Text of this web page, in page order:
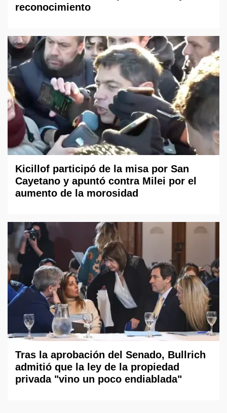
reconocimiento
Kicillof participó de la misa por San
Cayetano y apuntó contra Milei por el
aumento de la morosidad
Tras la aprobación del Senado, Bullrich
admitió que la ley de la propiedad
privada "vino un poco endiablada"